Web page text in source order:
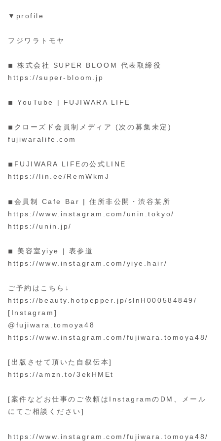
▼profile
フジワラトモヤ
◾︎ 株式会社 SUPER BLOOM 代表取締役
https://super-bloom.jp
◾︎ YouTube | FUJIWARA LIFE
◾︎クローズド会員制メディア (次の募集未定)
fujiwaralife.com
◾︎FUJIWARA LIFEの公式LINE
https://lin.ee/RemWkmJ
◾︎会員制 Cafe Bar | 住所非公開・渋谷某所
https://www.instagram.com/unin.tokyo/
https://unin.jp/
◾︎ 美容室yiye | 表参道
https://www.instagram.com/yiye.hair/
ご予約はこちら↓
https://beauty.hotpepper.jp/slnH000584849/
[Instagram]
@fujiwara.tomoya48
https://www.instagram.com/fujiwara.tomoya48/
[出版させて頂いた自叙伝本]
https://amzn.to/3ekHMEt
[案件などお仕事のご依頼はInstagramのDM、メール
にてご相談ください]
https://www.instagram.com/fujiwara.tomoya48/